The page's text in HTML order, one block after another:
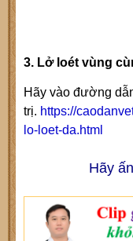
3. Lở loét vùng
Hãy vào đường
trị. https://
lo-loet-da.html
Hãy